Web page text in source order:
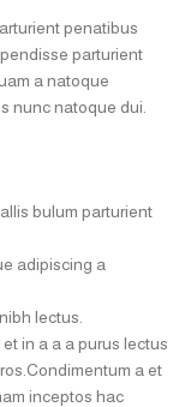
penatibus
parturient
a natoque
nunc natoque dui.
bulum parturient
adipiscing a
lectus.
in a a a purus lectus
a et
inceptos hac